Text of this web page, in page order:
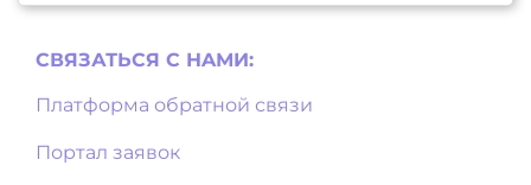
СВЯЗАТЬСЯ С НAМИ:
Платформа обратной связи
Портал заявок